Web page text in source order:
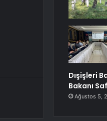
Dışişleri
Bakanı
Ağustos 5,